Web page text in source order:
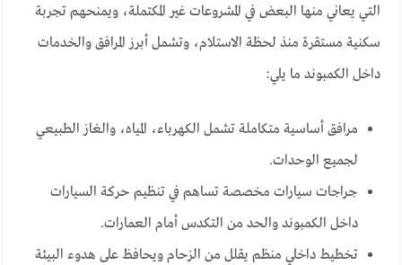
التي يعاني منها البعض في المشروعات غير المكتملة، ويمنحهم تجربة
سكنية مستقرة منذ لحظة الاستلام، وتشمل أبرز المرافق والخدمات
داخل الكمبوند ما يلي:
مرافق أساسية متكاملة تشمل الكهرباء، المياه، والغاز الطبيعي
لجميع الوحدات.
جراجات سيارات مخصصة تساهم في تنظيم حركة السيارات
داخل الكمبوند والحد من التكدس أمام العمارات.
تخطيط داخلي منظم يقلل من الزحام ويحافظ على هدوء البيئة